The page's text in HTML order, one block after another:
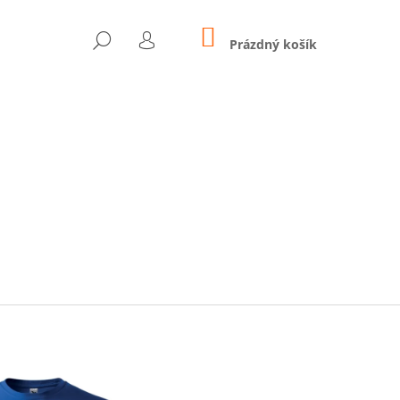
HLEDAT
PŘIHLÁŠENÍ
NÁKUPNÍ
KOŠÍK
Prázdný košík